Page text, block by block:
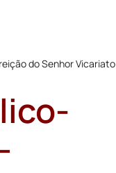
do Senhor Vicariato